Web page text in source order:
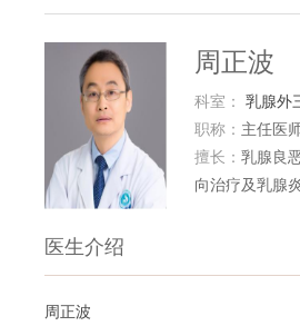
周正波
科室：
乳腺外
职称： 主任医
擅长： 乳腺良
向治疗及乳腺
医生介绍
周正波